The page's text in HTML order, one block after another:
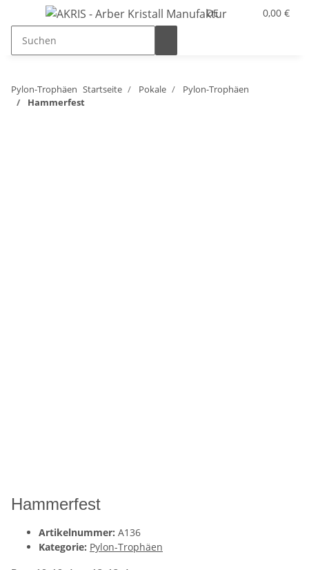
DE 0,00 €
Pylon-Trophäen Startseite Pokale
Pylon-Trophäen
Hammerfest
Hammerfest
Artikelnummer: A136
Kategorie: Pylon-Trophäen